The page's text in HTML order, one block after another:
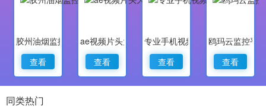
胶州油烟监控
查看
ae视频片头大师
查看
专业手机视频监控
查看
鸥玛云监控平
查看
同类热门